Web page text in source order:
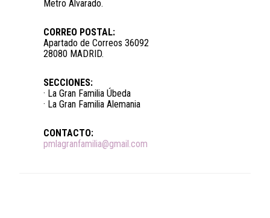
Metro Alvarado.
CORREO POSTAL:
Apartado de Correos 36092
28080 MADRID.
SECCIONES:
· La Gran Familia Úbeda
· La Gran Familia Alemania
CONTACTO:
pmlagranfamilia@gmail.com